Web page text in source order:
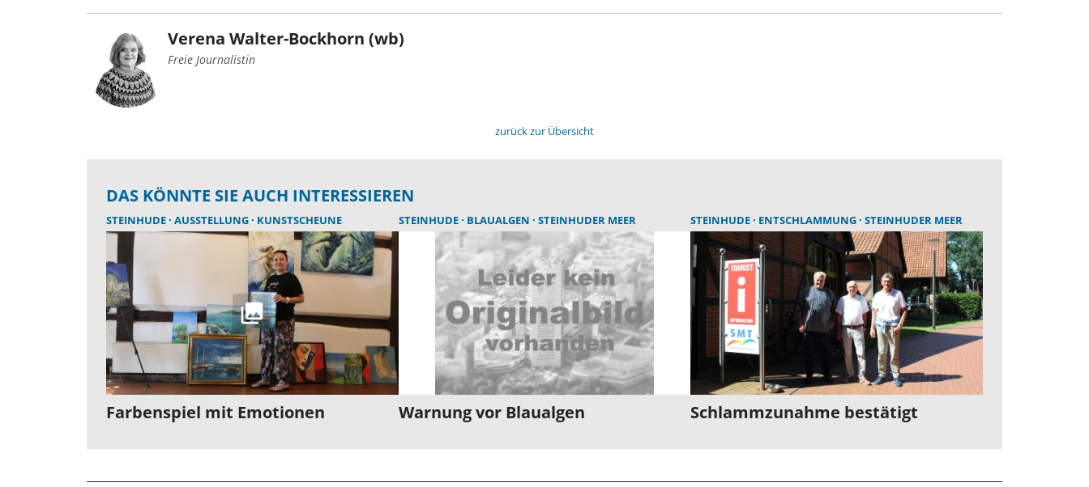
Verena Walter-Bockhorn (wb)
Freie Journalistin
zurück zur Übersicht
DAS KÖNNTE SIE AUCH INTERESSIEREN
STEINHUDE AUSSTELLUNG KUNSTSCHEUNE
Farbenspiel mit Emotionen
STEINHUDE BLAUALGEN STEINHUDER MEER
Warnung vor Blaualgen
STEINHUDE ENTSCHLAMMUNG STEINHUDER MEER
Schlammzunahme bestätigt